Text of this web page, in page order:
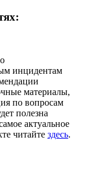
инцидентам
материалы,
по вопросам
полезна
актуальное
читайте здесь.